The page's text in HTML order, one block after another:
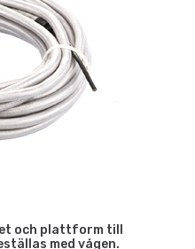
och plattform till
med vågen.